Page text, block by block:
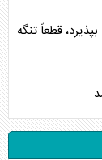
قطعاً تنگه